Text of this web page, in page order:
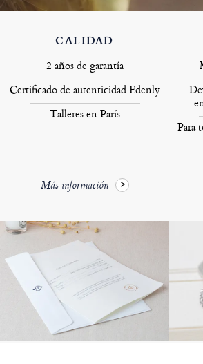
CALIDAD
2 años de garantía
Certificado de autenticidad Edenly
Talleres en París
Más información
Para